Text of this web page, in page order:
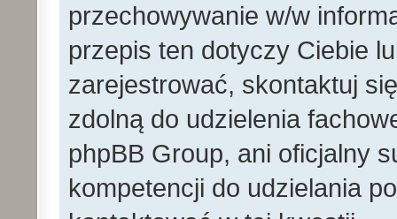
przechowywanie w/w
przepis ten dotyczy Ciebie
zarejestrować, skontaktuj
zdolną do udzielenia
phpBB Group, ani oficjalny
kompetencji do udzielania